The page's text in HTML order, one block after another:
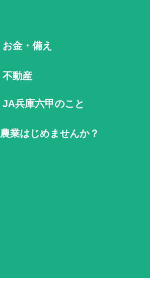
お金・備え
不動産
JA兵庫六甲のこと
農業はじめませんか？